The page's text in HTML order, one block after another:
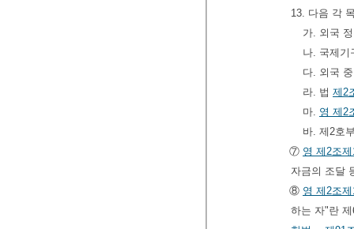
13. 다음 각
가. 외국
나. 국제
다. 외국
라. 법 제2
마. 영 제2
바. 제2호
⑦ 영 제2조
자금의 조달
⑧ 영 제2조
하는 자"란